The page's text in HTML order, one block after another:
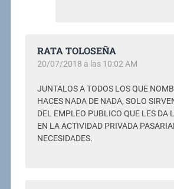
RATA TOLOSEÑA
20/07/2018 a las 10:02 AM
JUNTALOS A TODOS LOS QUE
HACES NADA DE NADA, SOLO
DEL EMPLEO PUBLICO QUE LES DA
EN LA ACTIVIDAD PRIVADA
NECESIDADES.